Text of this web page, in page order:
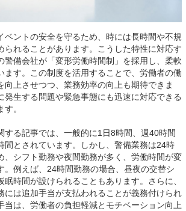
ベントの安全を守るため、時には長時間や不規
られることがあります。こうした特性に対応す
警備会社が「変形労働時間制」を採用し、柔軟
ます。この制度を活用することで、労働者の働
向上させつつ、業務効率の向上も期待できま
発生する問題や緊急事態にも迅速に対応できる
。
する記事では、一般的に1日8時間、週40時間
間とされています。しかし、警備業務は24時
、シフト勤務や夜間勤務が多く、労働時間が変
。例えば、24時間勤務の場合、昼夜の交替シ
眠時間が設けられることもあります。さらに、
には追加手当が支払われることが義務付けられ
当は、労働者の負担軽減とモチベーション向上